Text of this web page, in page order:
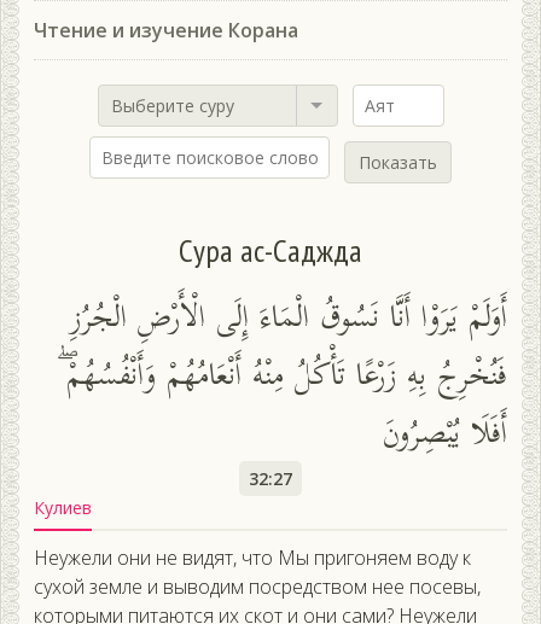
Чтение и изучение Корана
Выберите суру
Показать
Сура ас-Саджда
أَوَلَمْ يَرَوْا أَنَّا نَسُوقُ الْمَاءَ إِلَى الْأَرْضِ الْجُرُزِ
فَنُخْرِجُ بِهِ زَرْعًا تَأْكُلُ مِنْهُ أَنْعَامُهُمْ وَأَنْفُسُهُمْ ۖ
أَفَلَا يُبْصِرُونَ
32:27
Кулиев
Неужели они не видят, что Мы пригоняем воду к
сухой земле и выводим посредством нее посевы,
которыми питаются их скот и они сами? Неужели